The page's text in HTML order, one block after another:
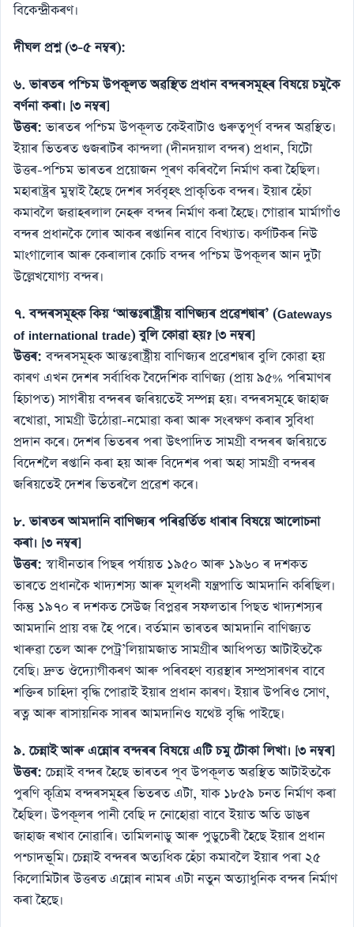
বিকেন্দ্ৰীকৰণ।
দীঘল প্ৰশ্ন (৩-৫ নম্বৰ):
৬. ভাৰতৰ পশ্চিম উপকূলত অৱস্থিত প্ৰধান বন্দৰসমূহৰ বিষয়ে চমুকৈ
বৰ্ণনা কৰা। [৩ নম্বৰ]
উত্তৰ: ভাৰতৰ পশ্চিম উপকূলত কেইবাটাও গুৰুত্বপূৰ্ণ বন্দৰ অৱস্থিত।
ইয়াৰ ভিতৰত গুজৰাটৰ কান্দলা (দীনদয়াল বন্দৰ) প্ৰধান, যিটো
উত্তৰ-পশ্চিম ভাৰতৰ প্ৰয়োজন পূৰণ কৰিবলৈ নিৰ্মাণ কৰা হৈছিল।
মহাৰাষ্ট্ৰৰ মুম্বাই হৈছে দেশৰ সৰ্ববৃহৎ প্ৰাকৃতিক বন্দৰ। ইয়াৰ হেঁচা
কমাবলৈ জৱাহৰলাল নেহৰু বন্দৰ নিৰ্মাণ কৰা হৈছে। গোৱাৰ মাৰ্মাগাঁও
বন্দৰ প্ৰধানকৈ লোৰ আকৰ ৰপ্তানিৰ বাবে বিখ্যাত। কৰ্ণাটকৰ নিউ
মাংগালোৰ আৰু কেৰালাৰ কোচি বন্দৰ পশ্চিম উপকূলৰ আন দুটা
উল্লেখযোগ্য বন্দৰ।
৭. বন্দৰসমূহক কিয় ‘আন্তঃৰাষ্ট্ৰীয় বাণিজ্যৰ প্ৰৱেশদ্বাৰ’ (Gateways
of international trade) বুলি কোৱা হয়? [৩ নম্বৰ]
উত্তৰ: বন্দৰসমূহক আন্তঃৰাষ্ট্ৰীয় বাণিজ্যৰ প্ৰৱেশদ্বাৰ বুলি কোৱা হয়
কাৰণ এখন দেশৰ সৰ্বাধিক বৈদেশিক বাণিজ্য (প্ৰায় ৯৫% পৰিমাণৰ
হিচাপত) সাগৰীয় বন্দৰৰ জৰিয়তেই সম্পন্ন হয়। বন্দৰসমূহে জাহাজ
ৰখোৱা, সামগ্ৰী উঠোৱা-নমোৱা কৰা আৰু সংৰক্ষণ কৰাৰ সুবিধা
প্ৰদান কৰে। দেশৰ ভিতৰৰ পৰা উৎপাদিত সামগ্ৰী বন্দৰৰ জৰিয়তে
বিদেশলৈ ৰপ্তানি কৰা হয় আৰু বিদেশৰ পৰা অহা সামগ্ৰী বন্দৰৰ
জৰিয়তেই দেশৰ ভিতৰলৈ প্ৰৱেশ কৰে।
৮. ভাৰতৰ আমদানি বাণিজ্যৰ পৰিৱৰ্তিত ধাৰাৰ বিষয়ে আলোচনা
কৰা। [৩ নম্বৰ]
উত্তৰ: স্বাধীনতাৰ পিছৰ পৰ্যায়ত ১৯৫০ আৰু ১৯৬০ ৰ দশকত
ভাৰতে প্ৰধানকৈ খাদ্যশস্য আৰু মূলধনী যন্ত্ৰপাতি আমদানি কৰিছিল।
কিন্তু ১৯৭০ ৰ দশকত সেউজ বিপ্লৱৰ সফলতাৰ পিছত খাদ্যশস্যৰ
আমদানি প্ৰায় বন্ধ হৈ পৰে। বৰ্তমান ভাৰতৰ আমদানি বাণিজ্যত
খাৰুৱা তেল আৰু পেট্ৰ’লিয়ামজাত সামগ্ৰীৰ আধিপত্য আটাইতকৈ
বেছি। দ্ৰুত ঔদ্যোগীকৰণ আৰু পৰিবহণ ব্যৱস্থাৰ সম্প্ৰসাৰণৰ বাবে
শক্তিৰ চাহিদা বৃদ্ধি পোৱাই ইয়াৰ প্ৰধান কাৰণ। ইয়াৰ উপৰিও সোণ,
ৰত্ন আৰু ৰাসায়নিক সাৰৰ আমদানিও যথেষ্ট বৃদ্ধি পাইছে।
৯. চেন্নাই আৰু এন্নোৰ বন্দৰৰ বিষয়ে এটি চমু টোকা লিখা। [৩ নম্বৰ]
উত্তৰ: চেন্নাই বন্দৰ হৈছে ভাৰতৰ পূব উপকূলত অৱস্থিত আটাইতকৈ
পুৰণি কৃত্ৰিম বন্দৰসমূহৰ ভিতৰত এটা, যাক ১৮৫৯ চনত নিৰ্মাণ কৰা
হৈছিল। উপকূলৰ পানী বেছি দ নোহোৱা বাবে ইয়াত অতি ডাঙৰ
জাহাজ ৰখাব নোৱাৰি। তামিলনাডু আৰু পুডুচেৰী হৈছে ইয়াৰ প্ৰধান
পশ্চাদভূমি। চেন্নাই বন্দৰৰ অত্যধিক হেঁচা কমাবলৈ ইয়াৰ পৰা ২৫
কিলোমিটাৰ উত্তৰত এন্নোৰ নামৰ এটা নতুন অত্যাধুনিক বন্দৰ নিৰ্মাণ
কৰা হৈছে।